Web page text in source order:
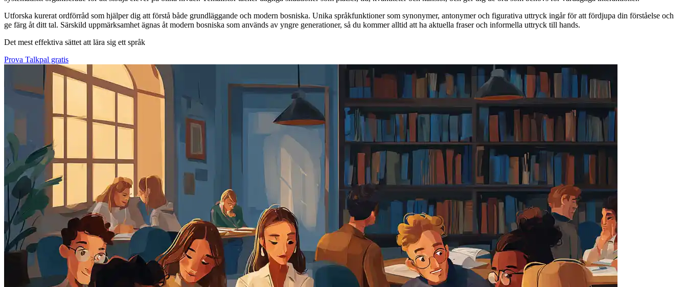
Utforska kurerat ordförråd som hjälper dig att förstå både grundläggande och modern bosniska. Unika språkfunktioner som synonymer, antonymer och figurativa uttryck ingår för att fördjupa din förståelse och
ge färg åt ditt tal. Särskild uppmärksamhet ägnas åt modern bosniska som används av yngre generationer, så du kommer alltid att ha aktuella fraser och informella uttryck till hands.
Det mest effektiva sättet att lära sig ett språk
Prova Talkpal gratis